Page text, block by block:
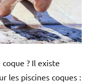
? Il existe
les piscines coques :